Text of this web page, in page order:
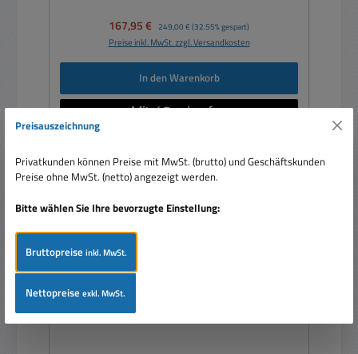
Verkaufspreis:
167,95 € Regulärer Preis:
249,00 € (32.55% gespart)
Preise inkl. MwSt. zzgl. Versandkosten
In den Warenkorb
Nur 5 auf Lager!
%Rabatt
Tipp
Preisauszeichnung
Privatkunden können Preise mit MwSt. (brutto) und Geschäftskunden
Preise ohne MwSt. (netto) angezeigt werden.
Bitte wählen Sie Ihre bevorzugte Einstellung:
Bruttopreiseinkl. MwSt.
Nettopreiseexkl. MwSt.